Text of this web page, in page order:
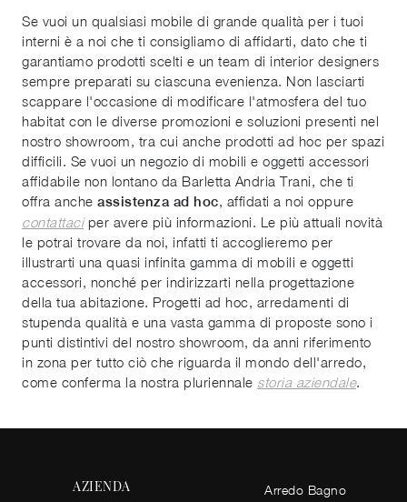
Se vuoi un qualsiasi mobile di grande qualità per i tuoi
interni è a noi che ti consigliamo di affidarti, dato che ti
garantiamo prodotti scelti e un team di interior designers
sempre preparati su ciascuna evenienza. Non lasciarti
scappare l'occasione di modificare l'atmosfera del tuo
habitat con le diverse promozioni e soluzioni presenti nel
nostro showroom, tra cui anche prodotti ad hoc per spazi
difficili. Se vuoi un negozio di mobili e oggetti accessori
affidabile non lontano da Barletta Andria Trani, che ti
offra anche assistenza ad hoc, affidati a noi oppure
contattaciper avere più informazioni. Le più attuali novità
le potrai trovare da noi, infatti ti accoglieremo per
illustrarti una quasi infinita gamma di mobili e oggetti
accessori, nonché per indirizzarti nella progettazione
della tua abitazione. Progetti ad hoc, arredamenti di
stupenda qualità e una vasta gamma di proposte sono i
punti distintivi del nostro showroom, da anni riferimento
in zona per tutto ciò che riguarda il mondo dell'arredo,
come conferma la nostra pluriennale storia aziendale.
AZIENDA Arredo Bagno